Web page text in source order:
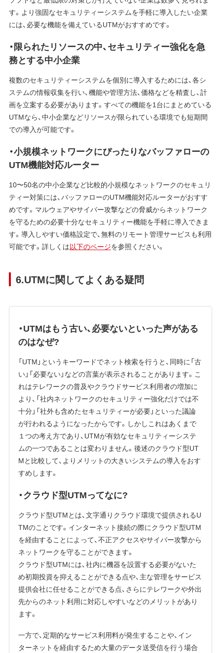
す。より強固なセキュリティーシステムを手軽に導入したい企業
には、必要な機能を備えているUTMがおすすめです。
・限られたリソースの中、セキュリティー強化を急
務とする中小企業
複数のセキュリティーシステムを個別に導入するためには、各シ
ステムの情報収集を行い、機能や管理方法、価格などを精査し、計
画を立案する必要があります。すべての機能を1台にまとめている
UTMなら、中小企業などリソースが限られている環境でも短期間
での導入が可能です。
・小規模ネットワークにぴったりなバッファローの
UTM機能対応ルーター
10〜50名の中小企業など比較的小規模なネットワークのセキュリ
ティー対策には、バッファローのUTM機能対応ルーターがおすす
めです。マルウェアやサイバー攻撃などの脅威からネットワーク
を守るための必要十分なセキュリティー機能を手軽に導入できま
す。導入しやすい価格設定で、無料のリモート管理サービスも利用
可能です。詳しくは以下のページを参照ください。
6.UTMに関してよくある疑問
・UTMはもう古い、必要ないといった声がある
のはなぜ?
「UTM」というキーワードでネット検索を行うと、同時に「古
い」「必要ない」などの言葉が表示されることがあります。こ
れはテレワークの普及やクラウドサービス利用者の増加に
より、「社内ネットワークのセキュリティー強化だけでは不
十分」「社外も含めたセキュリティーが必要」といった議論
が行われるようになったからです。しかしこれはあくまで
１つの考え方であり、UTMが有効なセキュリティーシステ
ムの一つであることは変わりません。後述のクラウド型UT
Mと比較して、よりメリットの大きいシステムの導入をおす
すめします。
・クラウド型UTMってなに?
クラウド型UTMとは、文字通りクラウド環境で提供されるU
TMのことです。インターネット接続の際にクラウド型UTM
を経由することによって、不正アクセスやサイバー攻撃から
ネットワークを守ることができます。
クラウド型UTMには、社内に機器を設置する必要がないた
め初期投資を抑えることができる点や、主な管理をサービス
提供会社に任せることができる点、さらにテレワークや外出
先からのネット利用に対応しやすいなどのメリットがあり
ます。
一方で、定期的なサービス利用料が発生することや、イン
ターネットを経由するため大量のデータ送受信を行う場合